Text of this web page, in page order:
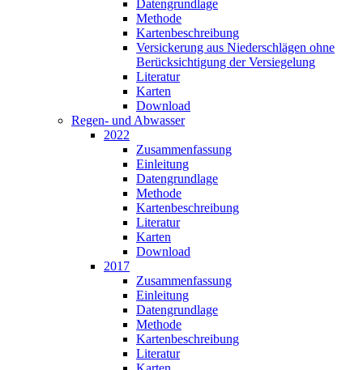
Datengrundlage
Methode
Karten­beschreibung
Versickerung aus Niederschlägen ohne
Berücksichtigung der Versiegelung
Literatur
Karten
Download
Regen- und Abwasser
2022
Zusammen­fassung
Einleitung
Datengrundlage
Methode
Karten­beschreibung
Literatur
Karten
Download
2017
Zusammen­fassung
Einleitung
Datengrundlage
Methode
Karten­beschreibung
Literatur